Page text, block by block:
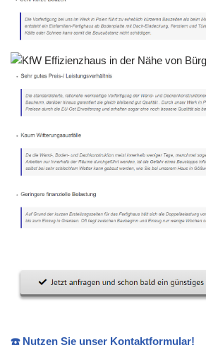
☎️ Nutzen Sie unser Kontaktformular!